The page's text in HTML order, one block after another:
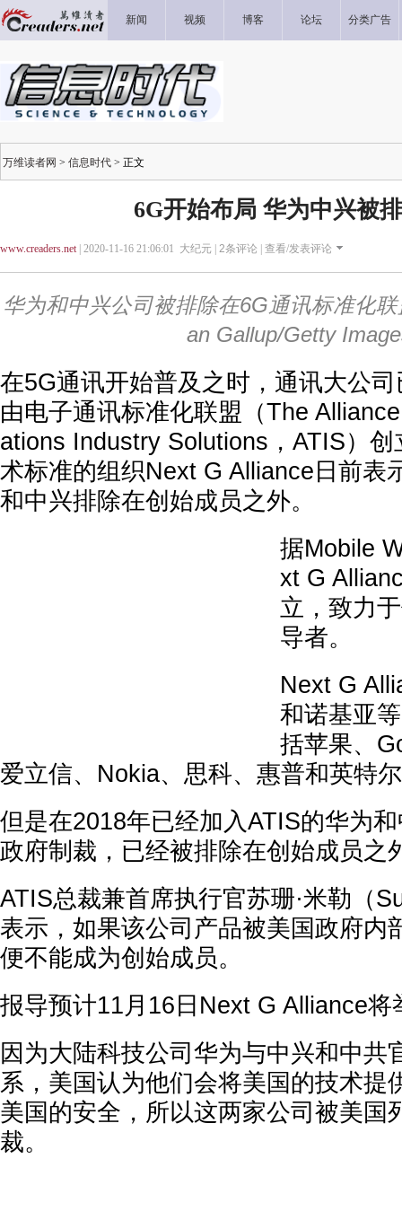
新闻 视频 博客 论坛 分类广告
万维读者网 > 信息时代 > 正文
6G开始布局 华为中兴被
www.creaders.net| 2020-11-16 21:06:01 大纪元 | 2条评论 | 查看/发表评论
华为和中兴公司被排除在6G通讯标准化
an Gallup/Getty
在5G通讯开始普及之时，通讯大公
由电子通讯标准化联盟（The
ations Industry Solutions，ATIS）
术标准的组织Next G Alliance日前表
和中兴排除在创始成员之外。
据Mobile
xt G
立，致力
导者。
Next G
和诺基亚
括苹果、
爱立信、Nokia、思科、惠普和英特
但是在2018年已经加入ATIS的华为
政府制裁，已经被排除在创始成员之
ATIS总裁兼首席执行官苏珊·米勒（
表示，如果该公司产品被美国政府内
便不能成为创始成员。
报导预计11月16日Next G Alliance将
因为大陆科技公司华为与中兴和中共
系，美国认为他们会将美国的技术提
美国的安全，所以这两家公司被美国
裁。